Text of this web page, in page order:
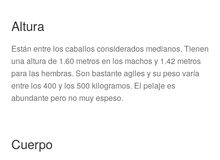
Altura
Están entre los caballos considerados medianos. Tienen
una altura de 1.60 metros en los machos y 1.42 metros
para las hembras. Son bastante agiles y su peso varía
entre los 400 y los 500 kilogramos. El pelaje es
abundante pero no muy espeso.
Cuerpo